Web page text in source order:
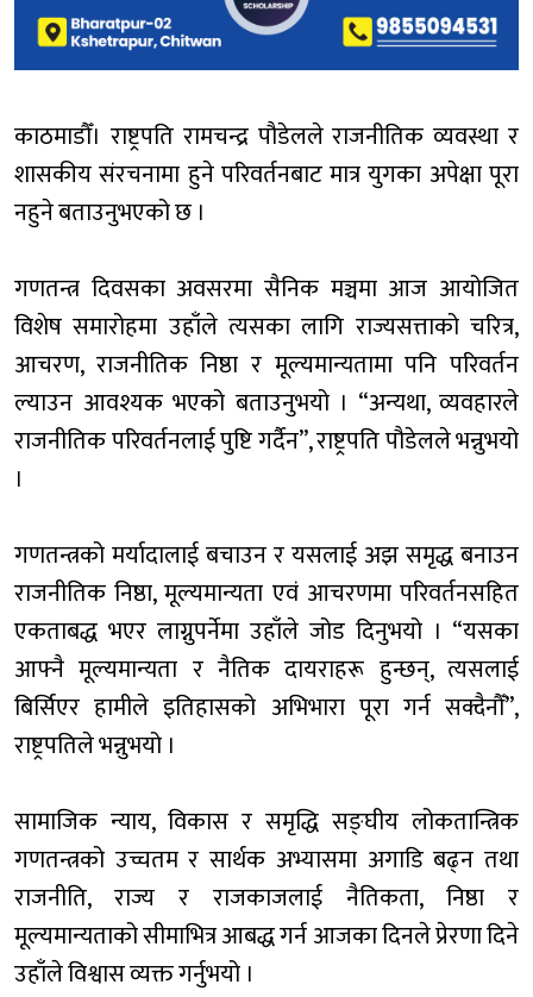
काठमाडौँ। राष्ट्रपति रामचन्द्र पौडेलले राजनीतिक व्यवस्था र
शासकीय संरचनामा हुने परिवर्तनबाट मात्र युगका अपेक्षा पूरा
नहुने बताउनुभएको छ ।
गणतन्त्र दिवसका अवसरमा सैनिक मञ्चमा आज आयोजित
विशेष समारोहमा उहाँले त्यसका लागि राज्यसत्ताको चरित्र,
आचरण, राजनीतिक निष्ठा र मूल्यमान्यतामा पनि परिवर्तन
ल्याउन आवश्यक भएको बताउनुभयो । “अन्यथा, व्यवहारले
राजनीतिक परिवर्तनलाई पुष्टि गर्दैन”, राष्ट्रपति पौडेलले भन्नुभयो
।
गणतन्त्रको मर्यादालाई बचाउन र यसलाई अझ समृद्ध बनाउन
राजनीतिक निष्ठा, मूल्यमान्यता एवं आचरणमा परिवर्तनसहित
एकताबद्ध भएर लाग्नुपर्नेमा उहाँले जोड दिनुभयो । “यसका
आफ्नै मूल्यमान्यता र नैतिक दायराहरू हुन्छन्, त्यसलाई
बिर्सिएर हामीले इतिहासको अभिभारा पूरा गर्न सक्दैनौँ”,
राष्ट्रपतिले भन्नुभयो ।
सामाजिक न्याय, विकास र समृद्धि सङ्घीय लोकतान्त्रिक
गणतन्त्रको उच्चतम र सार्थक अभ्यासमा अगाडि बढ्न तथा
राजनीति, राज्य र राजकाजलाई नैतिकता, निष्ठा र
मूल्यमान्यताको सीमाभित्र आबद्ध गर्न आजका दिनले प्रेरणा दिने
उहाँले विश्वास व्यक्त गर्नुभयो ।